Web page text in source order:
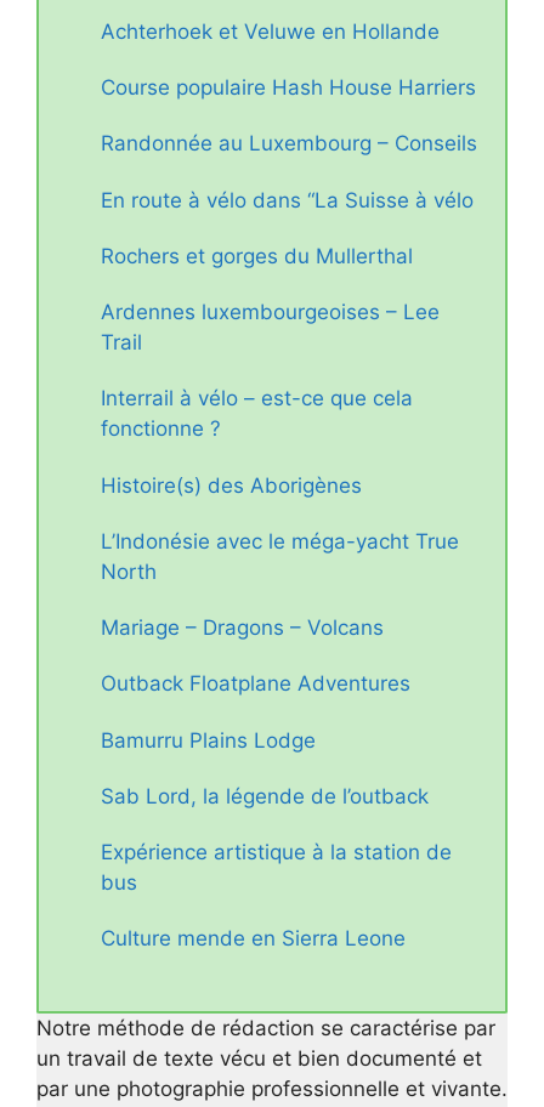
Achterhoek et Veluwe en Hollande
Course populaire Hash House Harriers
Randonnée au Luxembourg – Conseils
En route à vélo dans “La Suisse à vélo
Rochers et gorges du Mullerthal
Ardennes luxembourgeoises – Lee
Trail
Interrail à vélo – est-ce que cela
fonctionne ?
Histoire(s) des Aborigènes
L’Indonésie avec le méga-yacht True
North
Mariage – Dragons – Volcans
Outback Floatplane Adventures
Bamurru Plains Lodge
Sab Lord, la légende de l’outback
Expérience artistique à la station de
bus
Culture mende en Sierra Leone
Notre méthode de rédaction se caractérise par
un travail de texte vécu et bien documenté et
par une photographie professionnelle et vivante.